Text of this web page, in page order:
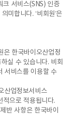
크 서비스(SNS) 인증
미합니다. ‘비회원’은
은 한국바이오산업정
실 수 있습니다. 비회
서비스를 이용할 수
산업정보서비스
으로 적용됩니다.
반 사항은 한국바이